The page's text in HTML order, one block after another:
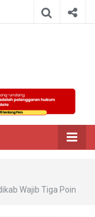
Wajib Tiga Poin